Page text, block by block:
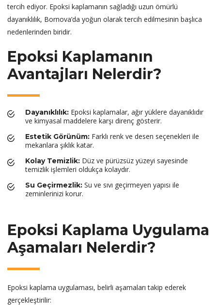
tercih ediyor. Epoksi kaplamanın sağladığı uzun ömürlü
dayanıklılık, Bornova’da yoğun olarak tercih edilmesinin başlıca
nedenlerinden biridir.
Epoksi Kaplamanın
Avantajları Nelerdir?
Dayanıklılık: Epoksi kaplamalar, ağır yüklere dayanıklıdır
ve kimyasal maddelere karşı direnç gösterir.
Estetik Görünüm: Farklı renk ve desen seçenekleri ile
mekanlara şıklık katar.
Kolay Temizlik: Düz ve pürüzsüz yüzeyi sayesinde
temizlik işlemleri oldukça kolaydır.
Su Geçirmezlik: Su ve sıvı geçirmeyen yapısı ile
zeminlerinizi korur.
Epoksi Kaplama Uygulama
Aşamaları Nelerdir?
Epoksi kaplama uygulaması, belirli aşamaları takip ederek
gerçekleştirilir: